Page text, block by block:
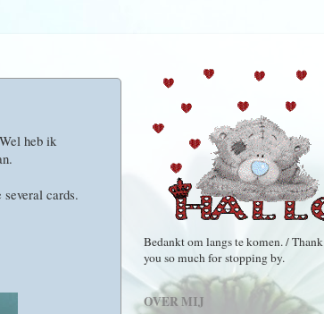
heb ik
cards.
Bedankt om langs te komen. / Thank
you so much for stopping by.
OVER MIJ